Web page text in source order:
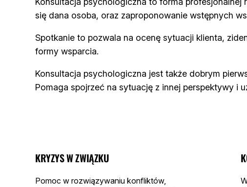
się dana osoba, oraz zaproponowanie wstępnych
Spotkanie to pozwala na ocenę sytuacji klienta,
formy wsparcia.
Konsultacja psychologiczna jest także dobrym
Pomaga spojrzeć na sytuację z innej perspektywy i
KRYZYS W ZWIĄZKU
Pomoc w rozwiązywaniu konfliktów,